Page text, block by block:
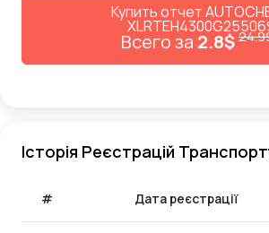
Купить отчет
Всего за 2.8$
Історія Реєстрацій
# Дата реєстрації